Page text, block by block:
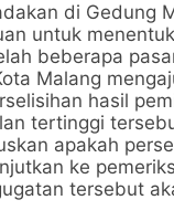
di Gedung
untuk
beberapa
Malang
hasil
tertinggi
apakah
ke
tersebut